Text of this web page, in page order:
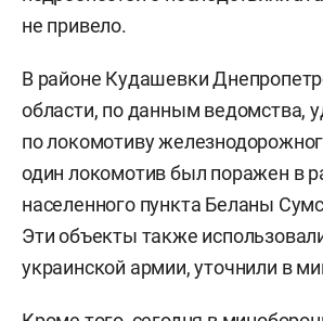
не привело.
В районе Кудашевки
области, по данным ведомства,
по локомотиву
один локомотив был поражен в
населенного пункта Беланы
Эти объекты также
украинской армии, уточнили в